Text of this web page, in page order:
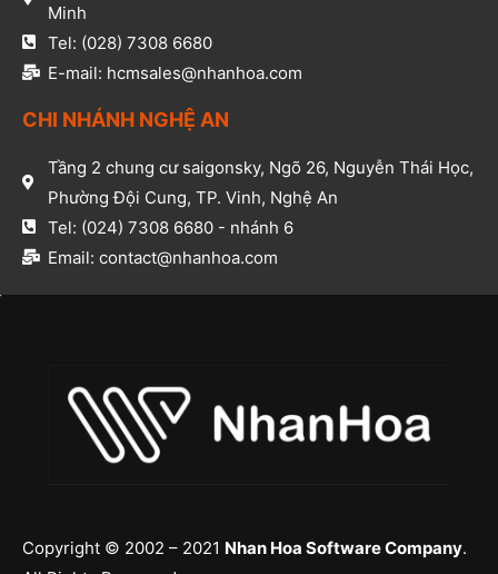
Minh​
Tel: (028) 7308 6680​
E-mail: hcmsales@nhanhoa.com​
CHI NHÁNH NGHỆ AN​
Tầng 2 chung cư saigonsky, Ngõ 26, Nguyễn Thái Học,
Phường Đội Cung, TP. Vinh, Nghệ An​
Tel: (024) 7308 6680 - nhánh 6​
Email: contact@nhanhoa.com​
Copyright © 2002 – 2021 Nhan Hoa Software Company.